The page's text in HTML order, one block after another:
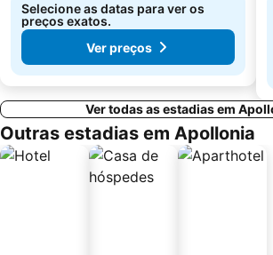
Selecione as datas para ver os
preços exatos.
Ver preços
Ver todas as estadias em
Outras estadias em Apollonia